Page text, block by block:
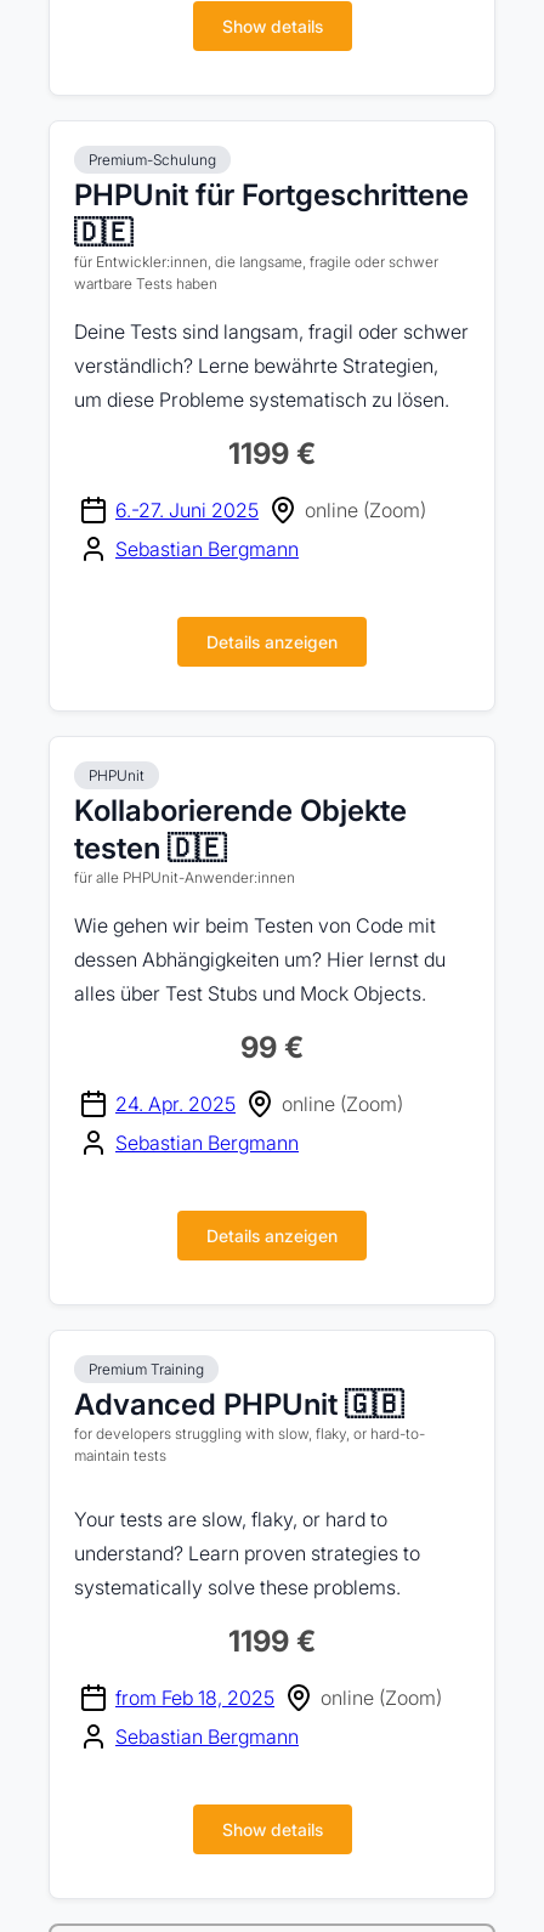
Show details
Premium-Schulung
PHPUnit für Fortgeschrittene
🇩🇪
für Entwickler:innen, die langsame, fragile oder schwer
wartbare Tests haben
Deine Tests sind langsam, fragil oder schwer
verständlich? Lerne bewährte Strategien,
um diese Probleme systematisch zu lösen.
1199 €
6.-27. Juni 2025
online (Zoom)
Sebastian Bergmann
Details anzeigen
PHPUnit
Kollaborierende Objekte
testen 🇩🇪
für alle PHPUnit-Anwender:innen
Wie gehen wir beim Testen von Code mit
dessen Abhängigkeiten um? Hier lernst du
alles über Test Stubs und Mock Objects.
99 €
24. Apr. 2025
online (Zoom)
Sebastian Bergmann
Details anzeigen
Premium Training
Advanced PHPUnit 🇬🇧
for developers struggling with slow, flaky, or hard-to-
maintain tests
Your tests are slow, flaky, or hard to
understand? Learn proven strategies to
systematically solve these problems.
1199 €
from Feb 18, 2025
online (Zoom)
Sebastian Bergmann
Show details